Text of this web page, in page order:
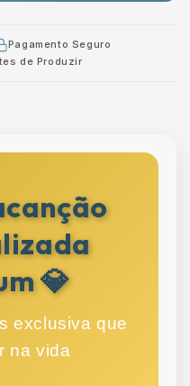
Pagamento Seguro
de Produzir
💎
exclusiva que
na vida